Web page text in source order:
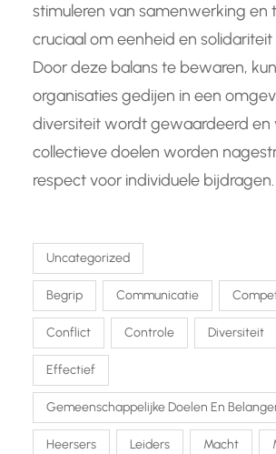
stimuleren van samenwerking en
cruciaal om eenheid en
Door deze balans te bewaren,
organisaties gedijen in een
diversiteit wordt gewaardeerd en
collectieve doelen worden
respect voor individuele bijdragen.
Uncategorized
Begrip Communicatie
Conflict Controle Diversiteit
Effectief
Gemeenschappelijke Doelen En
Heersers Leiders Macht